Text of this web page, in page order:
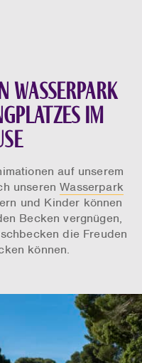
Wasserpark
im
auf unserem
unserenWasserpark
und Kinder können
Becken vergnügen,
die Freuden
können.